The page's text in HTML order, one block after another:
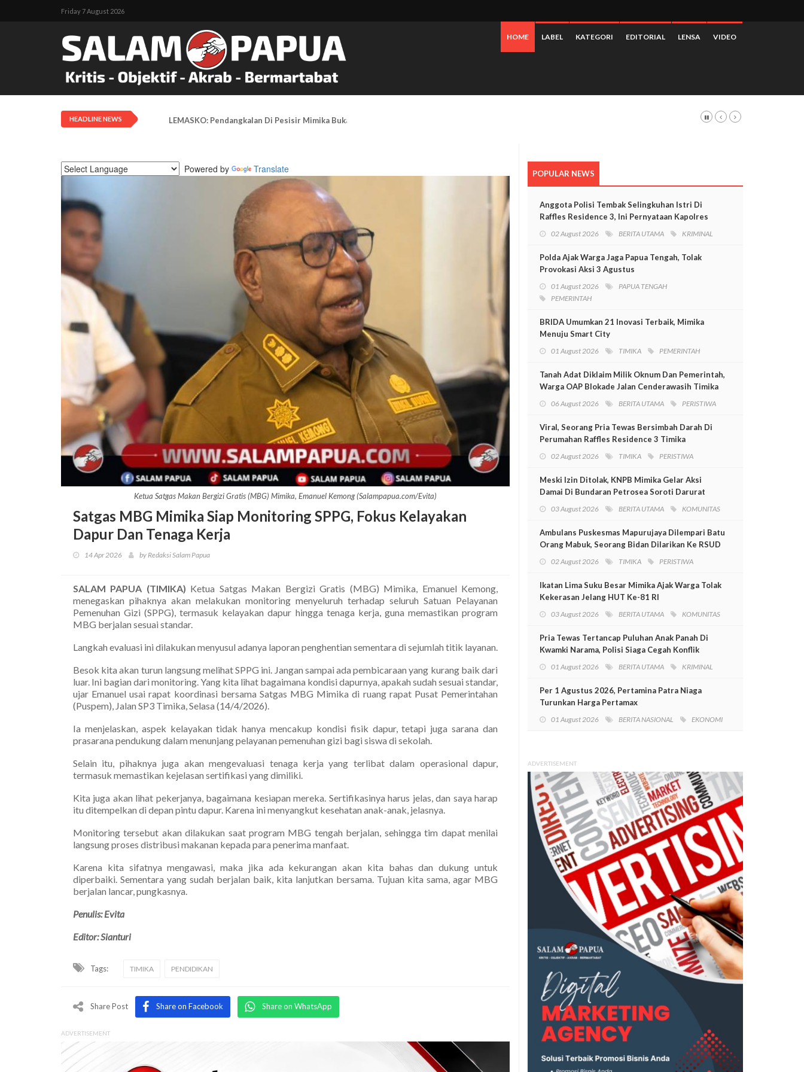
Friday 7 August 2026
HOME LABEL KATEGORI EDITORIAL LENSA VIDEO
HEADLINE NEWS LEMASKO: Pendangkalan Di Pesisir Mimika Bukan Semata Akibat Tailing Freeport
Powered by Translate
Ketua Satgas Makan Bergizi Gratis (MBG) Mimika, Emanuel Kemong (Salampapua.com/Evita)
Satgas MBG Mimika Siap Monitoring SPPG, Fokus Kelayakan
Dapur Dan Tenaga Kerja
14 Apr 2026 by Redaksi Salam Papua
SALAM PAPUA (TIMIKA) Ketua Satgas Makan Bergizi Gratis (MBG) Mimika, Emanuel Kemong,
menegaskan pihaknya akan melakukan monitoring menyeluruh terhadap seluruh Satuan Pelayanan
Pemenuhan Gizi (SPPG), termasuk kelayakan dapur hingga tenaga kerja, guna memastikan program
MBG berjalan sesuai standar.
Langkah evaluasi ini dilakukan menyusul adanya laporan penghentian sementara di sejumlah titik layanan.
Besok kita akan turun langsung melihat SPPG ini. Jangan sampai ada pembicaraan yang kurang baik dari
luar. Ini bagian dari monitoring. Yang kita lihat bagaimana kondisi dapurnya, apakah sudah sesuai standar,
ujar Emanuel usai rapat koordinasi bersama Satgas MBG Mimika di ruang rapat Pusat Pemerintahan
(Puspem), Jalan SP3 Timika, Selasa (14/4/2026).
Ia menjelaskan, aspek kelayakan tidak hanya mencakup kondisi fisik dapur, tetapi juga sarana dan
prasarana pendukung dalam menunjang pelayanan pemenuhan gizi bagi siswa di sekolah.
Selain itu, pihaknya juga akan mengevaluasi tenaga kerja yang terlibat dalam operasional dapur,
termasuk memastikan kejelasan sertifikasi yang dimiliki.
Kita juga akan lihat pekerjanya, bagaimana kesiapan mereka. Sertifikasinya harus jelas, dan saya harap
itu ditempelkan di depan pintu dapur. Karena ini menyangkut kesehatan anak-anak, jelasnya.
Monitoring tersebut akan dilakukan saat program MBG tengah berjalan, sehingga tim dapat menilai
langsung proses distribusi makanan kepada para penerima manfaat.
Karena kita sifatnya mengawasi, maka jika ada kekurangan akan kita bahas dan dukung untuk
diperbaiki. Sementara yang sudah berjalan baik, kita lanjutkan bersama. Tujuan kita sama, agar MBG
berjalan lancar, pungkasnya.
Penulis: Evita
Editor: Sianturi
Tags: TIMIKA PENDIDIKAN
Share Post Share on Facebook Share on WhatsApp
ADVERTISEMENT
POPULAR NEWS
Anggota Polisi Tembak Selingkuhan Istri Di
Raffles Residence 3, Ini Pernyataan Kapolres
02 August 2026 BERITA UTAMA KRIMINAL
Polda Ajak Warga Jaga Papua Tengah, Tolak
Provokasi Aksi 3 Agustus
01 August 2026
PAPUA TENGAH
PEMERINTAH
BRIDA Umumkan 21 Inovasi Terbaik, Mimika
Menuju Smart City
01 August 2026 TIMIKA PEMERINTAH
Tanah Adat Diklaim Milik Oknum Dan Pemerintah,
Warga OAP Blokade Jalan Cenderawasih Timika
06 August 2026 BERITA UTAMA PERISTIWA
Viral, Seorang Pria Tewas Bersimbah Darah Di
Perumahan Raffles Residence 3 Timika
02 August 2026 TIMIKA PERISTIWA
Meski Izin Ditolak, KNPB Mimika Gelar Aksi
Damai Di Bundaran Petrosea Soroti Darurat
03 August 2026 BERITA UTAMA KOMUNITAS
Ambulans Puskesmas Mapurujaya Dilempari Batu
Orang Mabuk, Seorang Bidan Dilarikan Ke RSUD
02 August 2026 TIMIKA PERISTIWA
Ikatan Lima Suku Besar Mimika Ajak Warga Tolak
Kekerasan Jelang HUT Ke-81 RI
03 August 2026 BERITA UTAMA KOMUNITAS
Pria Tewas Tertancap Puluhan Anak Panah Di
Kwamki Narama, Polisi Siaga Cegah Konflik
01 August 2026 BERITA UTAMA KRIMINAL
Per 1 Agustus 2026, Pertamina Patra Niaga
Turunkan Harga Pertamax
01 August 2026 BERITA NASIONAL EKONOMI
ADVERTISEMENT